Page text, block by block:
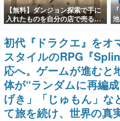
新世代に訊く
これからのデジタルゲ
の姿を追い、彼らのル
ゲーム世代の作家た
ゲームに多大な影響を受
日本のコンテンツ産業や
画です。
日本モバイルゲー
日本のモバイルゲーム史
ルを網羅するほか、開発
解説を掲載。約20年の歴
【無料】ダンジョン探索で手に
入れたものを自分の店で売るゲ
ーム『Moonlighter』がSteam
にて無料配布中！続編
『Moonlighter 2』の9月2日正
式リリースを記念したキャンペ
ーン
8
介
初代『ドラクエ』をオ
スタイルのRPG『
応へ。ゲームが進むと
体が“ランダムに再編
げき」「じゅもん」な
て旅を続け、世界の真